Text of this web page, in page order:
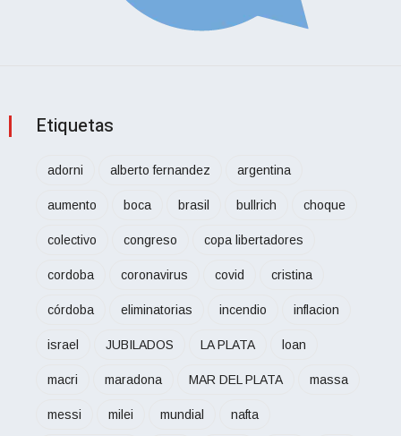
Etiquetas
adorni alberto fernandez argentina
aumento boca brasil bullrich choque
colectivo congreso copa libertadores
cordoba coronavirus covid cristina
córdoba eliminatorias incendio inflacion
israel JUBILADOS LA PLATA loan
macri maradona MAR DEL PLATA massa
messi milei mundial nafta